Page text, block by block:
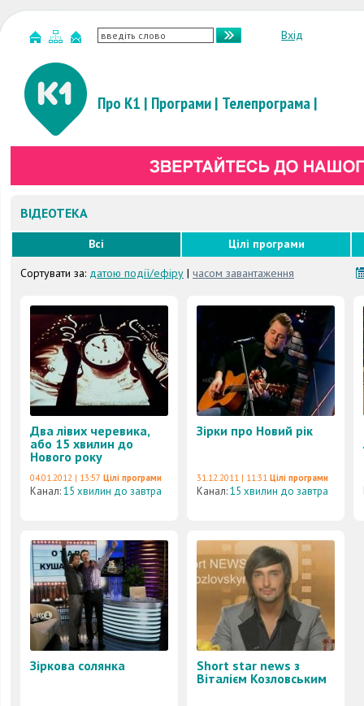
Вхід
Про К1 | Програми| Телепрограма|
ВІДЕОТЕКА
Всі
Цілі програми
Сортувати за: датою події/ефіру | часом завантаження
Два лівих черевика,
або 15 хвилин до
Нового року
04.01.2012 | 13:57 Цілі програми
Канал:15 хвилин до завтра
Зірки про Новий рік
31.12.2011 | 11:31 Цілі програми
Канал:15 хвилин до завтра
Зіркова солянка
Short star news з
Віталієм Козловським